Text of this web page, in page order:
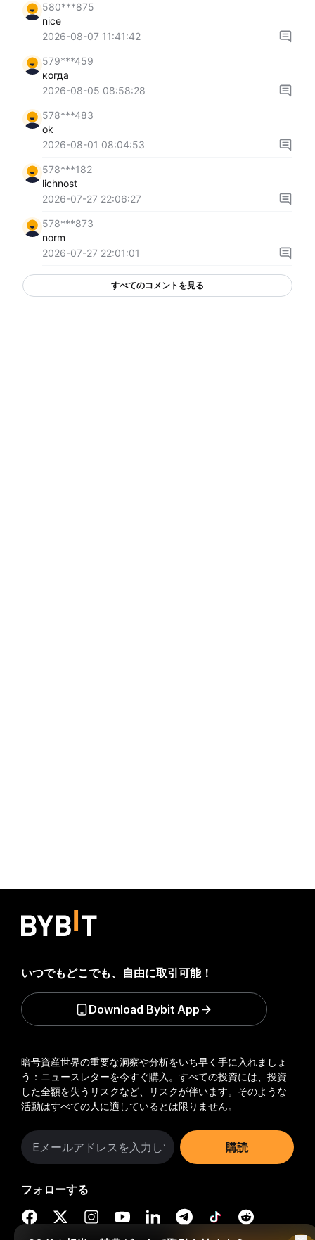
580***875
nice
2026-08-07 11:41:42
579***459
когда
2026-08-05 08:58:28
578***483
ok
2026-08-01 08:04:53
578***182
lichnost
2026-07-27 22:06:27
578***873
norm
2026-07-27 22:01:01
すべてのコメントを見る
暗号資産世界の重要な洞察や分析をいち早く手に入れましょ
う：ニュースレターを今すぐ購入。 すべての投資には、投資
した全額を失うリスクなど、リスクが伴います。そのような
活動はすべての人に適しているとは限りません。
購読
フォローする
いつでもどこでも、自由に取引可能！
Download Bybit App